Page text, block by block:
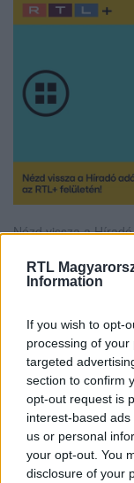
RTL
Information
If you wish to opt-
processing of
targeted
section to confirm
opt-out request is
interest-based
us or personal
your opt-out. You
disclosure of your
Nézd vissza a
legyen a